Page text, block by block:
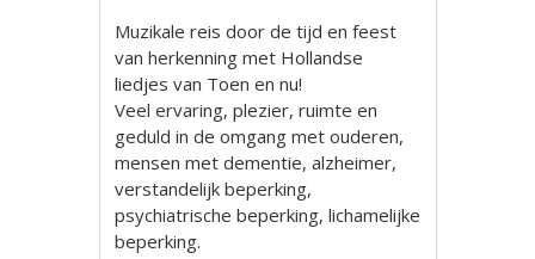
Muzikale reis door de tijd en feest
van herkenning met Hollandse
liedjes van Toen en nu!
Veel ervaring, plezier, ruimte en
geduld in de omgang met ouderen,
mensen met dementie, alzheimer,
verstandelijk beperking,
psychiatrische beperking, lichamelijke
beperking.